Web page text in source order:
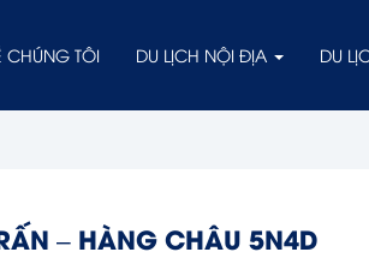
CHÚNG TÔI DU LỊCH NỘI ĐỊA DU
– HÀNG CHÂU 5N4D